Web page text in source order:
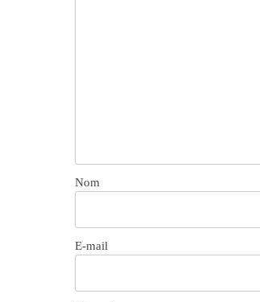
Nom
E-mail